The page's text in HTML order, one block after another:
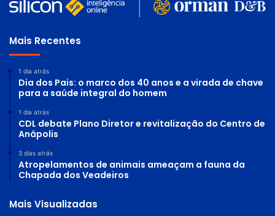
Mais Recentes
1 dia atrás
Dia dos Pais: o marco dos 40 anos e a virada de chave
para a saúde integral do homem
1 dia atrás
CDL debate Plano Diretor e revitalização do Centro de
Anápolis
3 dias atrás
Atropelamentos de animais ameaçam a fauna da
Chapada dos Veadeiros
Mais Visualizadas